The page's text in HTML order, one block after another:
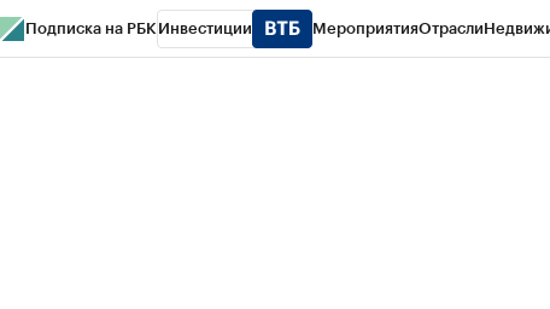
Подписка на РБК Инвестиции МероприятияОтрасли